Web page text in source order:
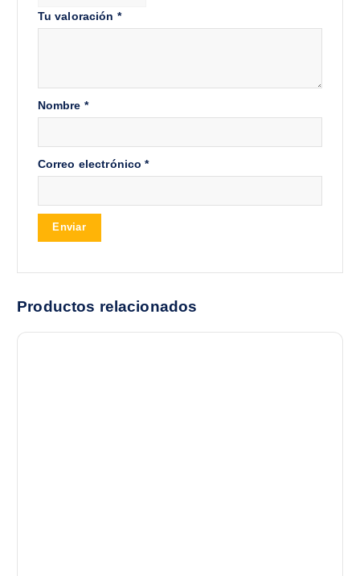
Tu valoración *
Nombre *
Correo electrónico*
Productos relacionados